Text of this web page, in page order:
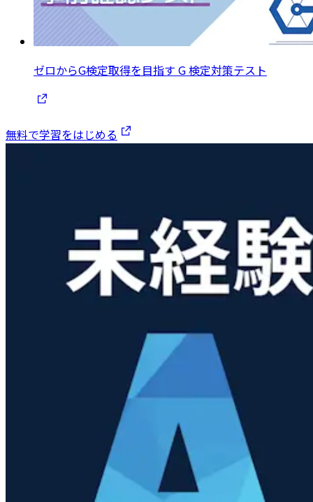
ゼロからG検定取得を目指す G 検定対策テスト
無料で学習をはじめる